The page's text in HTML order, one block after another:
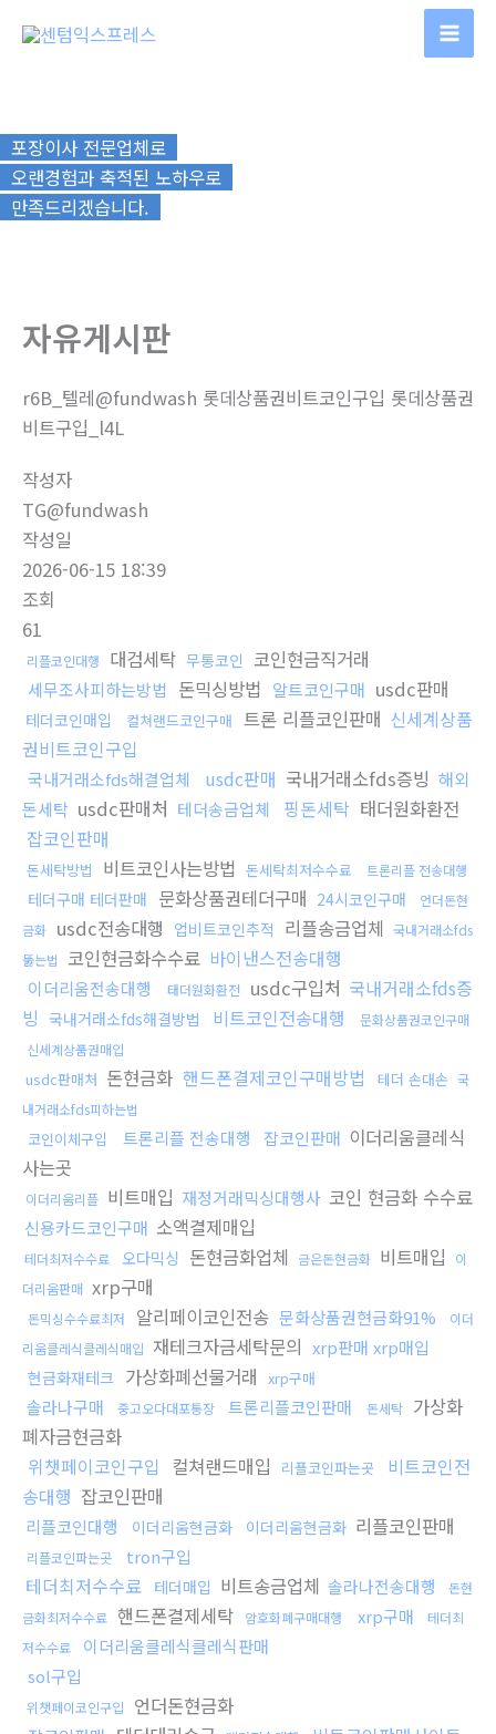
건
너
뛰
기
포장이사 전문업체로
오랜경험과 축적된 노하우로
만족드리겠습니다.
자유게시판
r6B_텔레@fundwash 롯데상품권비트코인구입 롯데상품권
비트구입_l4L
작성자
TG@fundwash
작성일
2026-06-15 18:39
조회
61
리플코인대행 대검세탁 무통코인 코인현금직거래
세무조사피하는방법 돈믹싱방법 알트코인구매 usdc판매
테더코인매입 컬쳐랜드코인구매 트론 리플코인판매 신세계상품
권비트코인구입
국내거래소fds해결업체 usdc판매 국내거래소fds증빙 해외
돈세탁 usdc판매처 테더송금업체 핑돈세탁 태더원화환전
잡코인판매
돈세탁방법 비트코인사는방법 돈세탁최저수수료 트론리플 전송대행
테더구매 테더판매 문화상품권테더구매 24시코인구매
언더돈현
금화 usdc전송대행 업비트코인추적 리플송금업체 국내거래소fds
뚫는법 코인현금화수수료 바이낸스전송대행
이더리움전송대행 태더원화환전 usdc구입처 국내거래소fds증
빙 국내거래소fds해결방법 비트코인전송대행
문화상품권코인구매
신세계상품권매입
usdc판매처 돈현금화 핸드폰결제코인구매방법 테더 손대손 국
내거래소fds피하는법
코인이체구입 트론리플 전송대행 잡코인판매 이더리움클레식
사는곳
이더리움리플 비트매입 재정거래믹싱대행사 코인 현금화 수수료
신용카드코인구매 소액결제매입
테더최저수수료 오다믹싱 돈현금화업체 금은돈현금화 비트매입
이
더리움판매 xrp구매
돈믹싱수수료최저 알리페이코인전송 문화상품권현금화91%
이더
리움클레식클레식매입 재테크자금세탁문의 xrp판매 xrp매입
현금화재테크 가상화폐선물거래 xrp구매
솔라나구매 중고오다대포통장 트론리플코인판매 돈세탁 가상화
폐자금현금화
위챗페이코인구입 컬쳐랜드매입 리플코인파는곳
비트코인전
송대행 잡코인판매
리플코인대행 이더리움현금화 이더리움현금화 리플코인판매
리플코인파는곳 tron구입
테더최저수수료 테더매입 비트송금업체 솔라나전송대행
돈현
금화최저수수료 핸드폰결제세탁 암호화폐구매대행 xrp구매
테더최
저수수료
이더리움클레식클레식판매
sol구입
위챗페이코인구입 언더돈현금화